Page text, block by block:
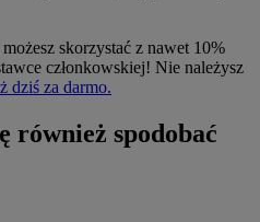
możesz skorzystać z nawet 10%
członkowskiej! Nie należysz
dziś za darmo.
również spodobać